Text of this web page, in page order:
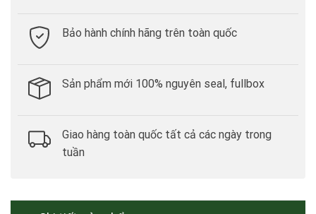
Bảo hành chính hãng trên toàn quốc
Sản phẩm mới 100% nguyên seal, fullbox
Giao hàng toàn quốc tất cả các ngày trong
tuần